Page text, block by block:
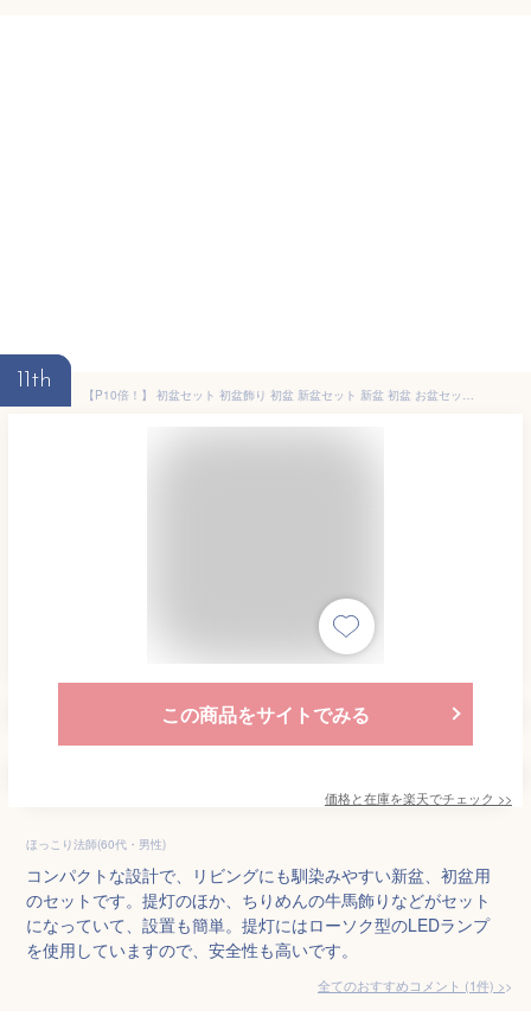
11th
【P10倍！】 初盆セット 初盆飾り 初盆 新盆セット 新盆 初盆 お盆セット お盆 盆提灯 提灯 岐阜提灯 ギフト 新型 シンプル 新盆御見舞 贈答用 モダン おしゃれ コンパクト 白提灯 回転灯 牛馬 ちりめん まこも ミニサイズ【初盆セット リビングセット 6-B】お仏壇のはせがわ
この商品をサイトでみる
価格と在庫を楽天でチェック >>
ほっこり法師(60代・男性)
コンパクトな設計で、リビングにも馴染みやすい新盆、初盆用
のセットです。提灯のほか、ちりめんの牛馬飾りなどがセット
になっていて、設置も簡単。提灯にはローソク型のLEDランプ
を使用していますので、安全性も高いです。
全てのおすすめコメント (1件) >